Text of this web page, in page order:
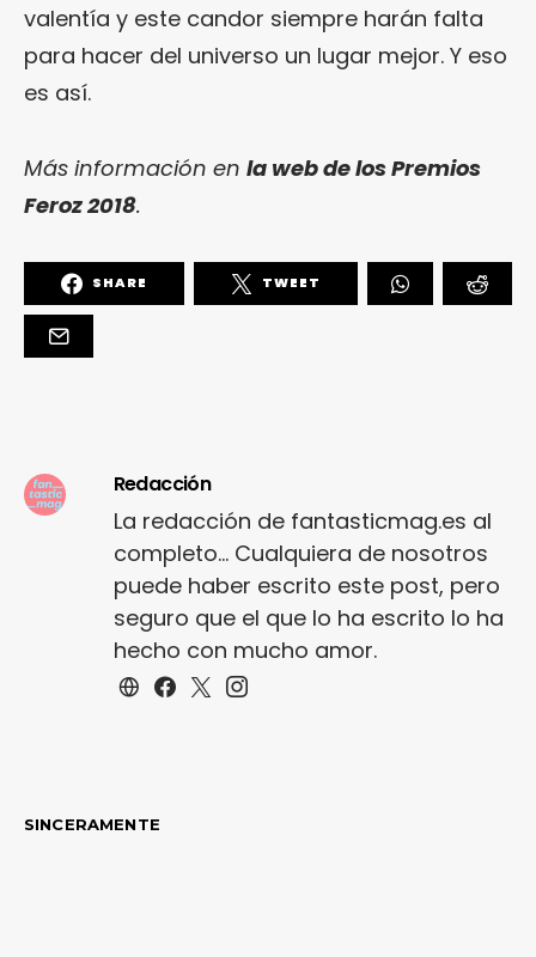
valentía y este candor siempre harán falta
para hacer del universo un lugar mejor. Y eso
es así.
Más información en la web de los Premios
Feroz 2018.
SHARE TWEET
Redacción
La redacción de fantasticmag.es al
completo... Cualquiera de nosotros
puede haber escrito este post, pero
seguro que el que lo ha escrito lo ha
hecho con mucho amor.
SINCERAMENTE